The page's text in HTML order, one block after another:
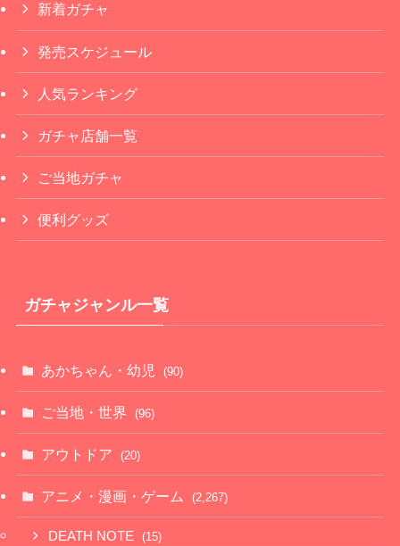
新着ガチャ
発売スケジュール
人気ランキング
ガチャ店舗一覧
ご当地ガチャ
便利グッズ
ガチャジャンル一覧
あかちゃん・幼児 (90)
ご当地・世界 (96)
アウトドア (20)
アニメ・漫画・ゲーム (2,267)
DEATH NOTE (15)